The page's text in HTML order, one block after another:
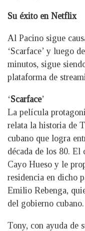
Su éxito en Netflix
Al Pacino sigue
‘Scarface’ y luego
minutos, sigue
plataforma de
‘Scarface’
La película
relata la historia de
cubano que logra
década de los 80.
Cayo Hueso y le
residencia en dicho
Emilio Rebenga,
del gobierno cubano.
Tony, con ayuda de